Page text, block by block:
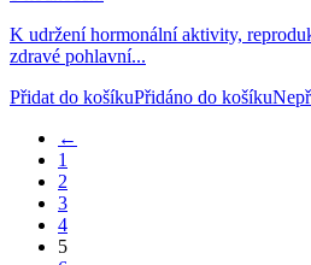
K udržení hormonální aktivity,
zdravé pohlavní...
Přidat do košíkuPřidáno do košíku
←
1
2
3
4
5